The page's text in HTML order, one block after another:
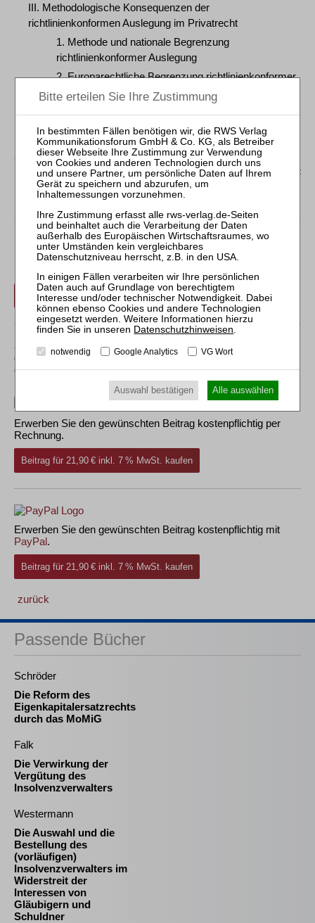
III. Methodologische Konsequenzen der
richtlinienkonformen Auslegung im Privatrecht
1. Methode und nationale Begrenzung
richtlinienkonformer Auslegung
2. Europarechtliche Begrenzung richtlinienkonformer
Auslegung
IV. Zusammenfassung
Wissenschaftliche Mitarbeiterin an der Universität
München
Der Inhalt dieses Beitrags ist nicht frei verfügbar.
Für Abonnenten ist der Zugang zu Aufsätzen und
Rechtsprechung frei.
Login
Sollten Sie über kein Abonnement verfügen, können Sie
den gewünschten Beitrag trotzdem kostenpflichtig
erwerben:
Erwerben Sie den gewünschten Beitrag kostenpflichtig per
Rechnung.
Beitrag für 21,90 € inkl. 7 % MwSt. kaufen
Erwerben Sie den gewünschten Beitrag kostenpflichtig mit
PayPal.
Beitrag für 21,90 € inkl. 7 % MwSt. kaufen
zurück
Passende Bücher
Schröder
Die Reform des
Eigenkapitalersatzrechts
durch das MoMiG
Falk
Die Verwirkung der
Vergütung des
Insolvenzverwalters
Westermann
Die Auswahl und die
Bestellung des
(vorläufigen)
Insolvenzverwalters im
Widerstreit der
Interessen von
Gläubigern und
Schuldner
Datenschutzhinweisen.
notwendig Google Analytics VG Wort
Auswahl bestätigen Alle auswählen